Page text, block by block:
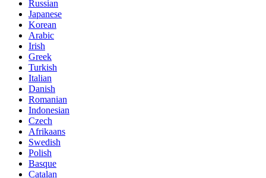
Russian
Japanese
Korean
Arabic
Irish
Greek
Turkish
Italian
Danish
Romanian
Indonesian
Czech
Afrikaans
Swedish
Polish
Basque
Catalan